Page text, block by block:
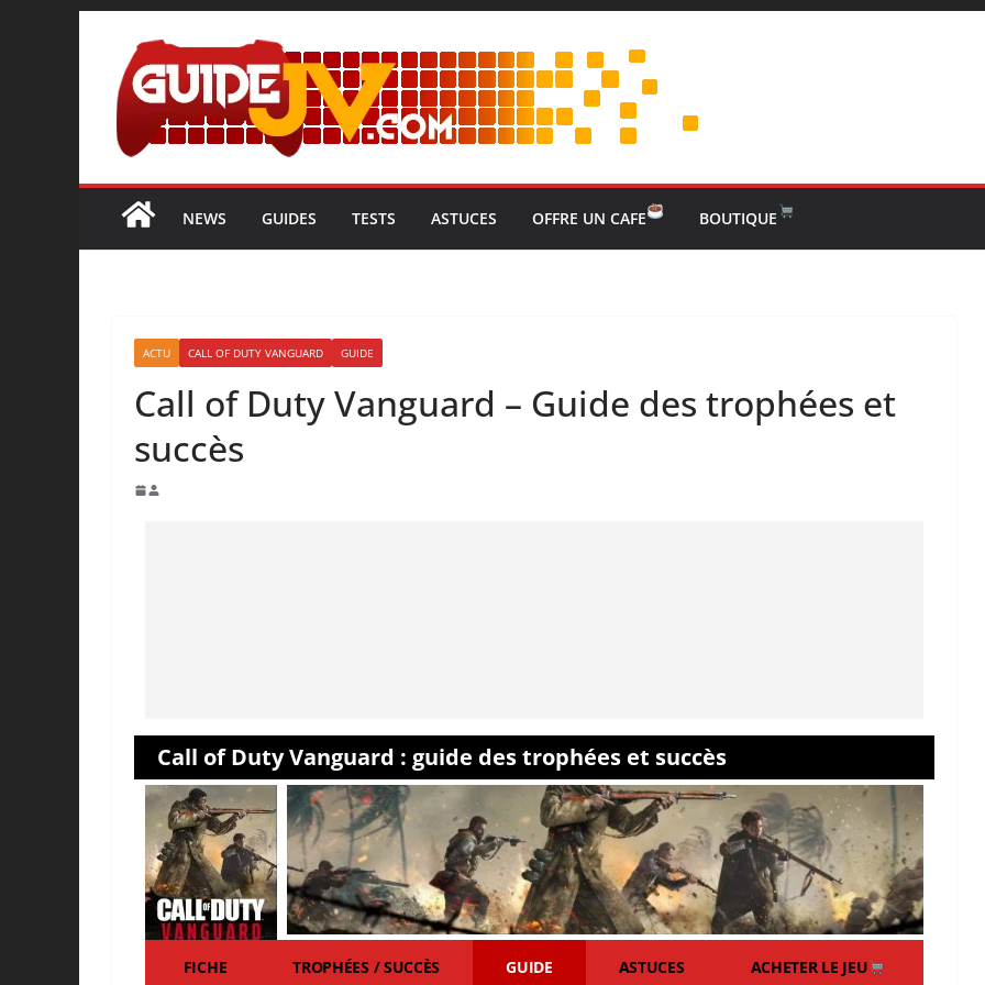
NEWS GUIDES TESTS ASTUCES OFFRE UN CAFE BOUTIQUE
ACTU CALL OF DUTY VANGUARD GUIDE
Call of Duty Vanguard – Guide des trophées et
succès
Call of Duty Vanguard : guide des trophées et succès
FICHE TROPHÉES / SUCCÈS GUIDE ASTUCES ACHETER LE JEU